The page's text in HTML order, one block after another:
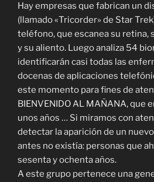
Hay empresas que fabrican un
(llamado «Tricorder» de Star
teléfono, que escanea su retina,
y su aliento. Luego analiza 54
identificarán casi todas las
docenas de aplicaciones
este momento para fines de
BIENVENIDO AL MAÑANA, que
unos años … Si miramos con
detectar la aparición de un
antes no existía: personas que
sesenta y ochenta años.
A este grupo pertenece una